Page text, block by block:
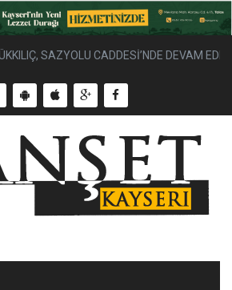
SAZYOLU CADDESİ’NDE DEVAM